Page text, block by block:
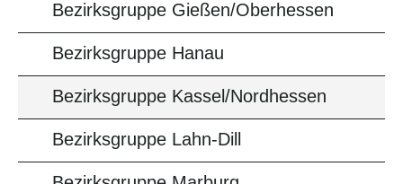
Bezirksgruppe Gießen/Oberhessen
Bezirksgruppe Hanau
Bezirksgruppe Kassel/Nordhessen
Bezirksgruppe Lahn-Dill